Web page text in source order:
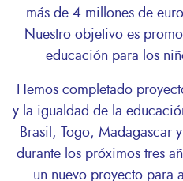
más de 4 millones de
Nuestro objetivo es
educación para los
Hemos completado
y la igualdad de la
Brasil, Togo, Madagascar
durante los próximos tres
un nuevo proyecto para